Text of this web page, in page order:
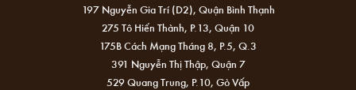
197 Nguyễn Gia Trí (D2), Quận Bình Thạnh
275 Tô Hiến Thành, P.13, Quận 10
175B Cách Mạng Tháng 8, P.5, Q.3
391 Nguyễn Thị Thập, Quận 7
529 Quang Trung, P.10, Gò Vấp